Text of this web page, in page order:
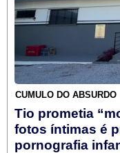
CÚMULO DO ABSURDO
Tio prometia
fotos íntimas é
pornografia